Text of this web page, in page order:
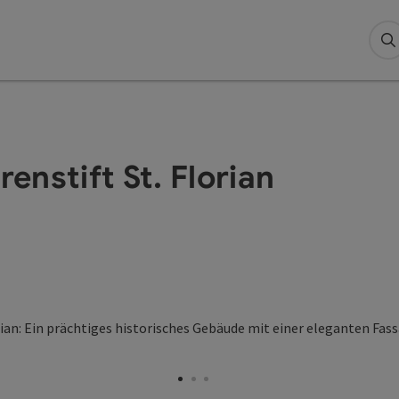
St. Florian